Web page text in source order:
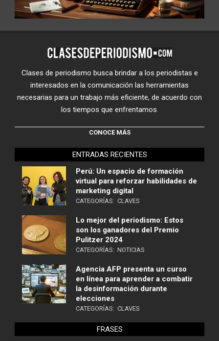
Clases de periodismo busca brindar a los periodistas e
interesados en la comunicación las herramientas
necesarias para un trabajo más eficiente, de acuerdo con
los tiempos que enfrentamos.
CONOCE MÁS
ENTRADAS RECIENTES
Perú: Un espacio de formación
virtual para reforzar habilidades de
marketing digital
CATEGORÍAS: CLAVES
Lo mejor del periodismo: Estos
son los ganadores del Premio
Pulitzer 2024
CATEGORÍAS: NOTICIAS
Agencia AFP presenta un curso
en línea para aprender a combatir
la desinformación durante
elecciones
CATEGORÍAS: CLAVES
FRASES